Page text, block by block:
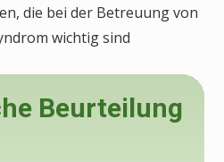
die bei der Betreuung von
wichtig sind
Beurteilung